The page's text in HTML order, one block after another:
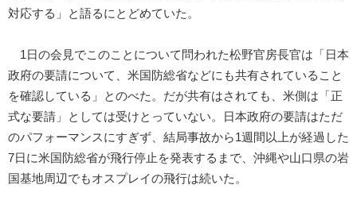
対応する」と語るにとどめていた。
1日の会見でこのことについて問われた松野官房長官は「日本
政府の要請について、米国防総省などにも共有されていること
を確認している」とのべた。だが共有はされても、米側は「正
式な要請」としては受けとっていない。日本政府の要請はただ
のパフォーマンスにすぎず、結局事故から1週間以上が経過した
7日に米国防総省が飛行停止を発表するまで、沖縄や山口県の岩
国基地周辺でもオスプレイの飛行は続いた。